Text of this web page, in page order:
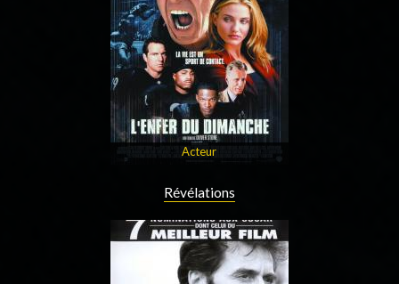
Acteur
Révélations